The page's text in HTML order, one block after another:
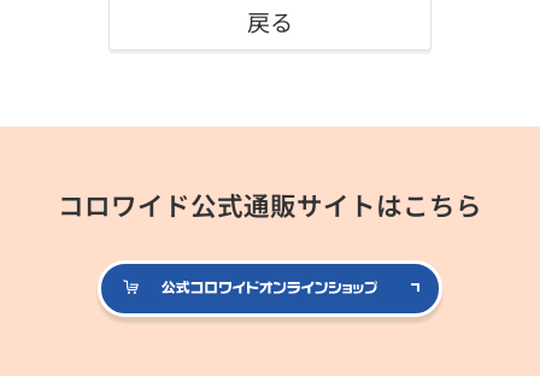
戻る
コロワイド公式通販サイトはこちら
公式コロ